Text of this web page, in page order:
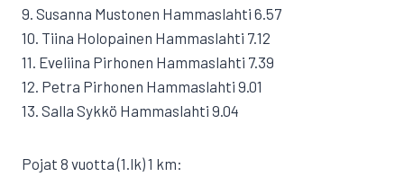
9. Susanna Mustonen Hammaslahti 6.57
10. Tiina Holopainen Hammaslahti 7.12
11. Eveliina Pirhonen Hammaslahti 7.39
12. Petra Pirhonen Hammaslahti 9.01
13. Salla Sykkö Hammaslahti 9.04
Pojat 8 vuotta (1.lk) 1 km: